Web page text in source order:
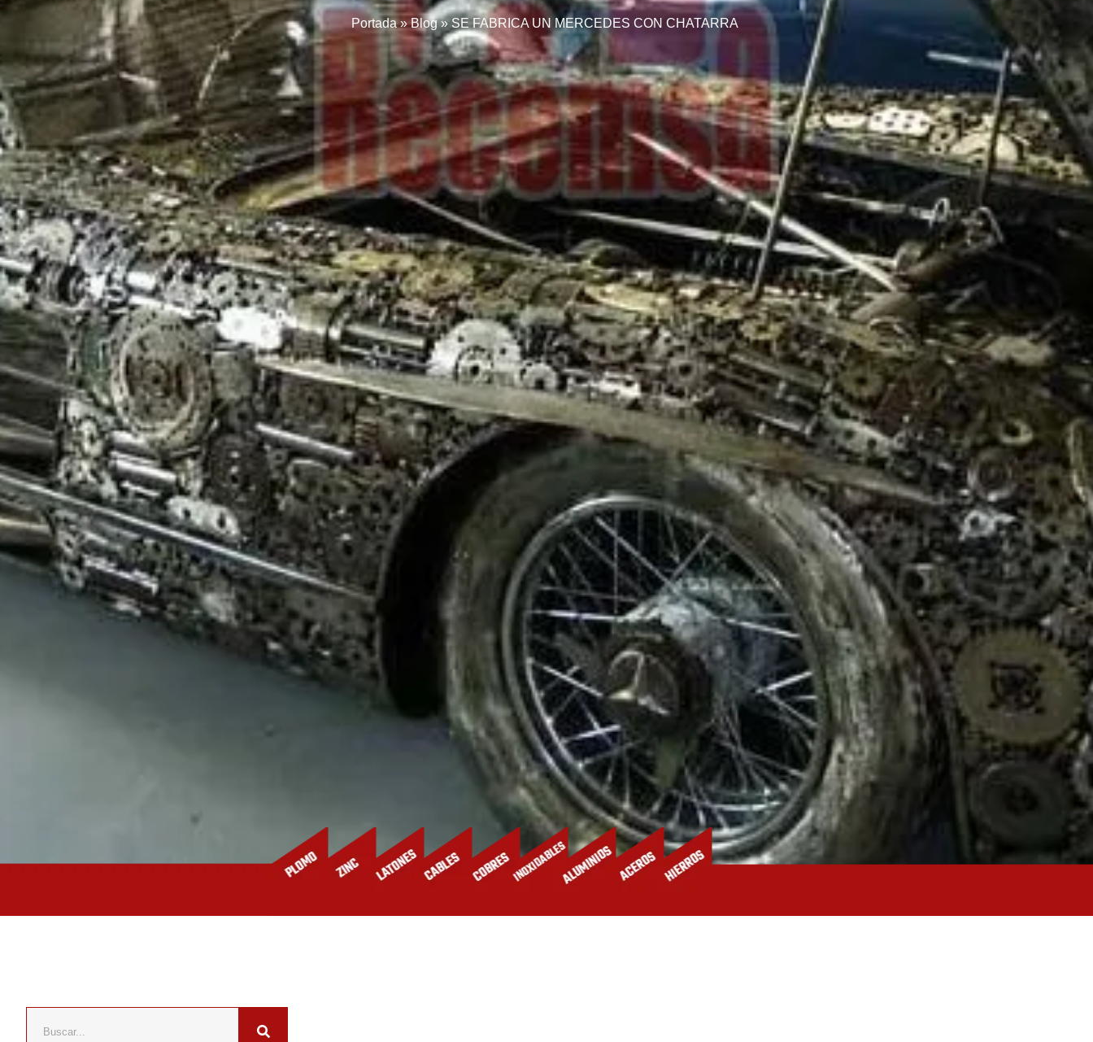
Portada»Blog»SE FABRICA UN MERCEDES CON CHATARRA